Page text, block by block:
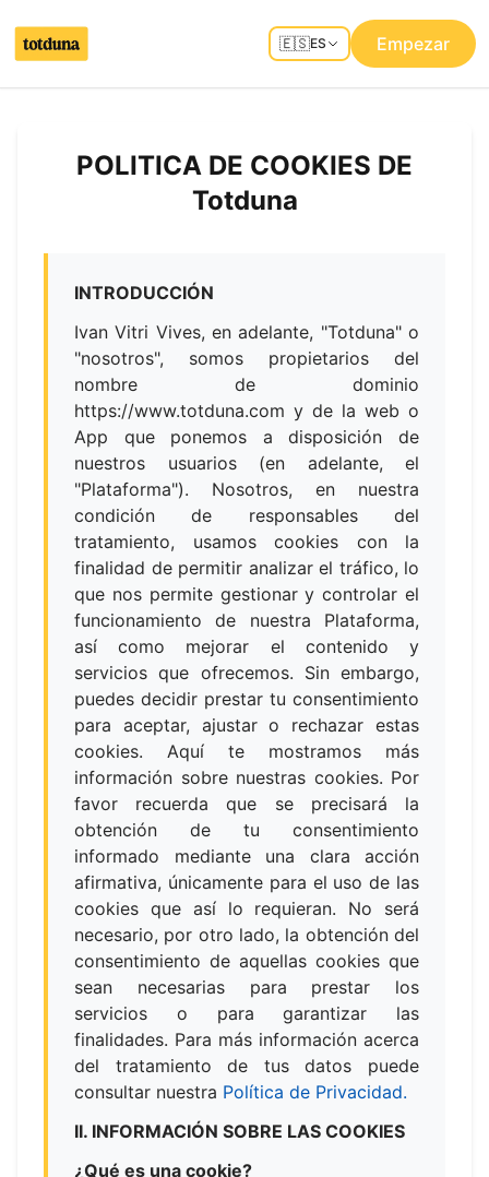
🇪🇸ES Empezar
POLITICA DE COOKIES DE
Totduna
INTRODUCCIÓN
Ivan Vitri Vives, en adelante, "Totduna" o
"nosotros", somos propietarios del
nombre de dominio
https://www.totduna.com y de la web o
App que ponemos a disposición de
nuestros usuarios (en adelante, el
"Plataforma"). Nosotros, en nuestra
condición de responsables del
tratamiento, usamos cookies con la
finalidad de permitir analizar el tráfico, lo
que nos permite gestionar y controlar el
funcionamiento de nuestra Plataforma,
así como mejorar el contenido y
servicios que ofrecemos. Sin embargo,
puedes decidir prestar tu consentimiento
para aceptar, ajustar o rechazar estas
cookies. Aquí te mostramos más
información sobre nuestras cookies. Por
favor recuerda que se precisará la
obtención de tu consentimiento
informado mediante una clara acción
afirmativa, únicamente para el uso de las
cookies que así lo requieran. No será
necesario, por otro lado, la obtención del
consentimiento de aquellas cookies que
sean necesarias para prestar los
servicios o para garantizar las
finalidades. Para más información acerca
del tratamiento de tus datos puede
consultar nuestra Política de Privacidad.
II. INFORMACIÓN SOBRE LAS COOKIES
¿Qué es una cookie?